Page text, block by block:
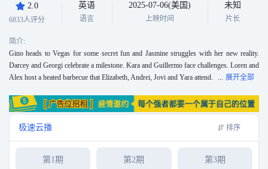
2.0
6833人评分
英语
语言
2025-07-06(美国)
上映时间
未知
片长
简介:
Gino heads to Vegas for some secret fun and Jasmine struggles with her new reality.
Darcey and Georgi celebrate a milestone. Kara and Guillermo face challenges. Loren and
Alex host a heated barbecue that Elizabeth, Andrei, Jovi and Yara attend.
极速云播 排序
第1期 第2期 第3期